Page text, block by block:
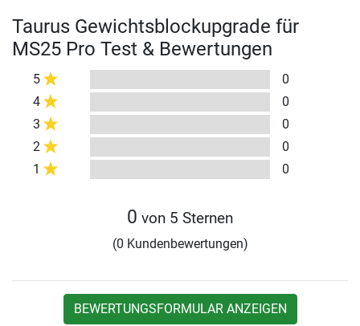
Taurus Gewichtsblockupgrade für
MS25 Pro Test & Bewertungen
5
0
4
0
3
0
2
0
1
0
0 von 5 Sternen
(0 Kundenbewertungen)
BEWERTUNGSFORMULAR ANZEIGEN